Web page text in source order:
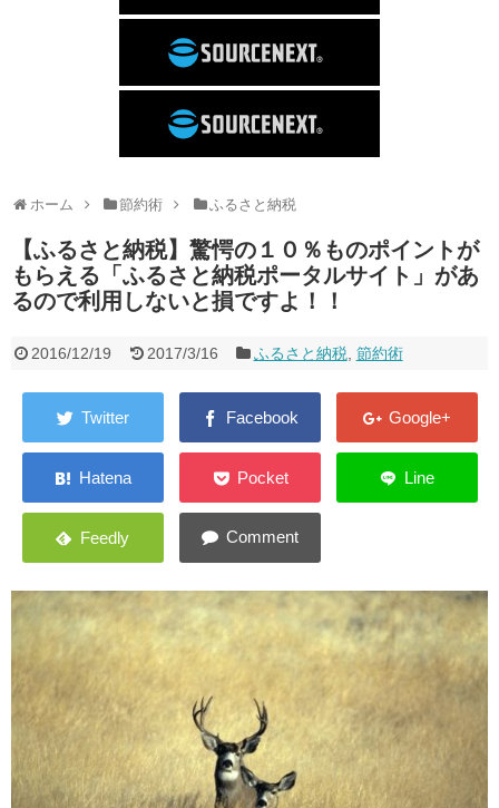
ホーム 節約術 ふるさと納税
【ふるさと納税】驚愕の１０％ものポイントが
もらえる「ふるさと納税ポータルサイト」があ
るので利用しないと損ですよ！！
2016/12/19 2017/3/16 ふるさと納税, 節約術
イベント
こだわりのモノ
キャンピングカー
お問い合わせ